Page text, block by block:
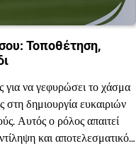
Τοποθέτηση,
για να γεφυρώσει το χάσμα
στη δημιουργία ευκαιριών
Αυτός ο ρόλος απαιτεί
και αποτελεσματικό…